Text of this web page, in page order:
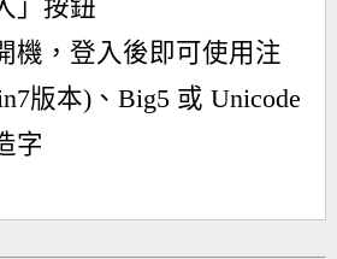
」按鈕
機，登入後即可使用注
版本)、Big5 或 Unicode
字